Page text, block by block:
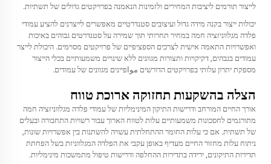
לייצור תורמים ליציבות המחירים ולזמינות הנאמנה בפרויקטים גדולים של תשתיות.
יכולות ייצור בקנה מידה גדול ועיצובים סטנדרטיים מאפשרים לייצרנים להציע עמודי
פלדה מגלווניזציה חמה במחיר תחרותי תוך שמירה על סטנדרטים גבוהים באיכות
ואפשרויות התאמה אישית לצרכים הספציפיים של פרויקטים מסוימים. היכולת לייצר
עמודים בגבהים, דקיקויות ותצורות מגוונים ללא שינויים משמעותיים בכלי הייצור
מספקת יתרון עלותי בפרויקטים הדורשים مواפיינים מגוונים של עמודים.
הצלה בהשקעות תחזוקה ארוכת טווח
אורך החיים המורחב ודרישות התיקון המינימליות של עמודי פלדה מגלווניזציה חמה
מתורגמים לחסכונות משמעותיים עלות לטווח הארוך עבור רשויות התחבורה ובעלים
של תשתית. אם כי עלות החומר ההתחלתית עשויה להשתנות בין אפשרויות שונות,
ניתוח עלות מחזור החיים מעדיף באופן עקבי את הפלדה המגלווניזת בשל הפחתת
תדירות התיקונים, ירידה בתדירות ההחלפה ודרישות טיפול מתמשכות מינימליות.